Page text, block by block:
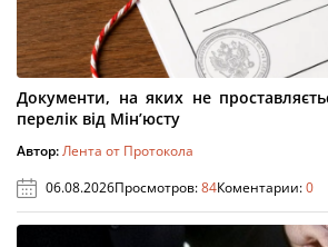
Документи, на яких не
перелік від Мін’юсту
Автор:Лента от Протокола
06.08.2026Просмотров:84Коментарии:0